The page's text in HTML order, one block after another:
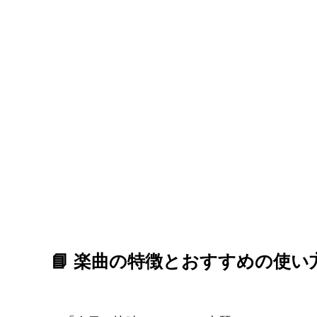
📘 楽曲の特徴とおすすめの使い